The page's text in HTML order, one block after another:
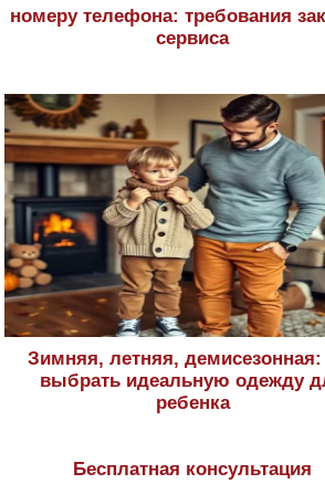
номеру телефона: требования
сервиса
Зимняя, летняя, демисезонная:
выбрать идеальную одежду
ребенка
Бесплатная консультация